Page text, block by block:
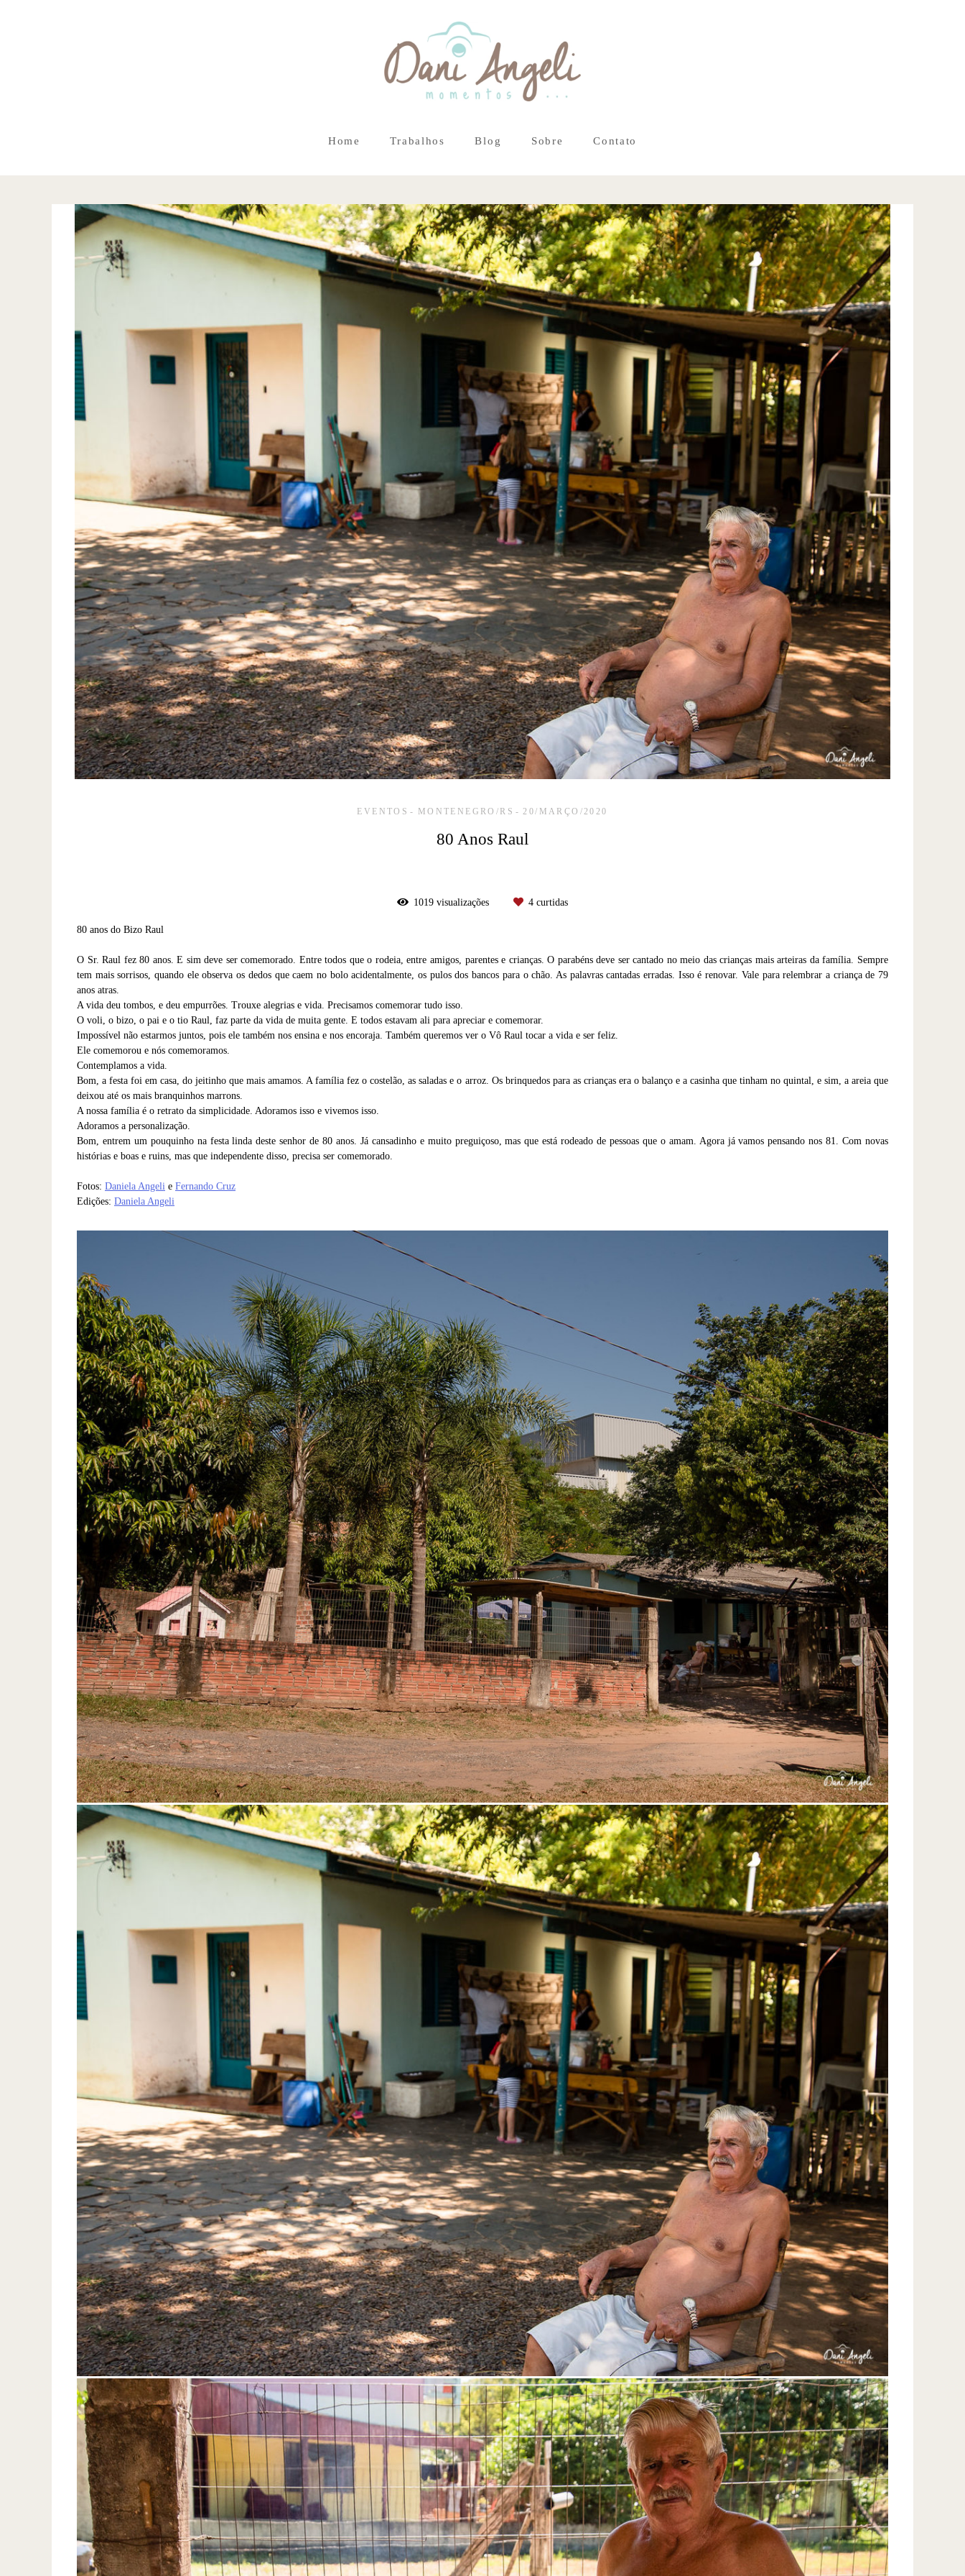
Home Trabalhos Blog Sobre Contato
EVENTOS MONTENEGRO/RS 20/MARÇO/2020
80 Anos Raul
1019 visualizações 4 curtidas
80 anos do Bizo Raul
O Sr. Raul fez 80 anos. E sim deve ser comemorado. Entre todos que o rodeia, entre amigos, parentes e crianças. O parabéns deve ser cantado no meio das crianças mais arteiras da família. Sempre
tem mais sorrisos, quando ele observa os dedos que caem no bolo acidentalmente, os pulos dos bancos para o chão. As palavras cantadas erradas. Isso é renovar. Vale para relembrar a criança de 79
anos atras.
A vida deu tombos, e deu empurrões. Trouxe alegrias e vida. Precisamos comemorar tudo isso.
O voli, o bizo, o pai e o tio Raul, faz parte da vida de muita gente. E todos estavam ali para apreciar e comemorar.
Impossível não estarmos juntos, pois ele também nos ensina e nos encoraja. Também queremos ver o Vô Raul tocar a vida e ser feliz.
Ele comemorou e nós comemoramos.
Contemplamos a vida.
Bom, a festa foi em casa, do jeitinho que mais amamos. A família fez o costelão, as saladas e o arroz. Os brinquedos para as crianças era o balanço e a casinha que tinham no quintal, e sim, a areia que
deixou até os mais branquinhos marrons.
A nossa família é o retrato da simplicidade. Adoramos isso e vivemos isso.
Adoramos a personalização.
Bom, entrem um pouquinho na festa linda deste senhor de 80 anos. Já cansadinho e muito preguiçoso, mas que está rodeado de pessoas que o amam. Agora já vamos pensando nos 81. Com novas
histórias e boas e ruins, mas que independente disso, precisa ser comemorado.
Fotos: Daniela Angeli e Fernando Cruz
Edições: Daniela Angeli